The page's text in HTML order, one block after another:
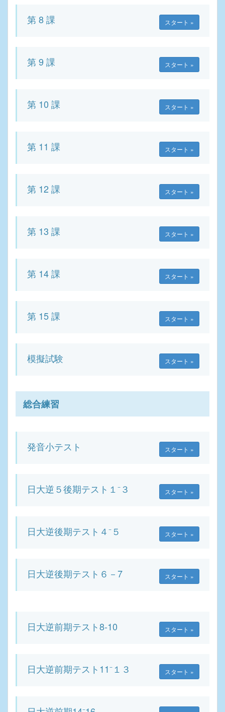
第 8 課 スタート »
第 9 課 スタート »
第 10 課 スタート »
第 11 課 スタート »
第 12 課 スタート »
第 13 課 スタート »
第 14 課 スタート »
第 15 課 スタート »
模擬試験 スタート »
総合練習
発音小テスト スタート »
日大逆５後期テスト１⁻３ スタート »
日大逆後期テスト４⁻５ スタート »
日大逆後期テスト６－7 スタート »
日大逆前期テスト8-10 スタート »
日大逆前期テスト11⁻１３ スタート »